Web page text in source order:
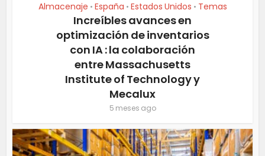
Almacenaje • España • Estados Unidos • Temas
Increíbles avances en
optimización de inventarios
con IA : la colaboración
entre Massachusetts
Institute of Technology y
Mecalux
5 meses ago